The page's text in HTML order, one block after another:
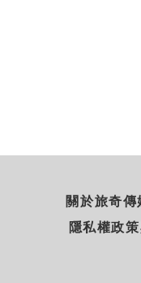
關於旅奇
隱私權政